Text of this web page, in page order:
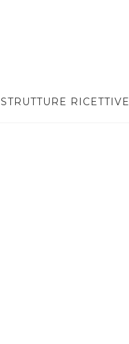
STRUTTURE RICETTIVE